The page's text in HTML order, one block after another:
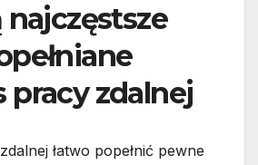
najczęstsze
pracy zdalnej
łatwo popełnić pewne